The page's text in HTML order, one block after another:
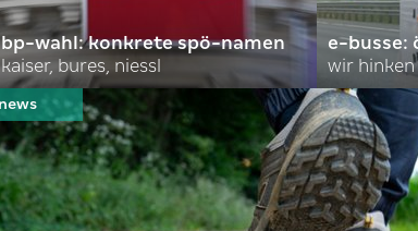
bp-wahl: konkrete spö-namen
kaiser, bures, niessl
e-busse:
wir